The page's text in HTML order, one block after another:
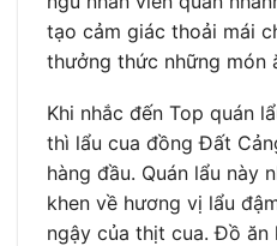
tạo cảm giác thoải mái
thưởng thức những món
Khi nhắc đến Top quán
thì lẩu cua đồng Đất
hàng đầu. Quán lẩu này
khen về hương vị lẩu
ngậy của thịt cua. Đồ